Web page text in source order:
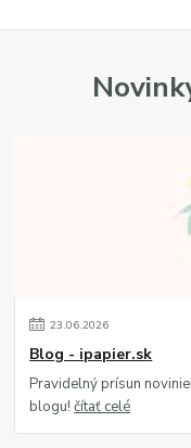
23.06.2026
Blog - ipapier.sk
Pravidelný prísun
blogu!čítať celé